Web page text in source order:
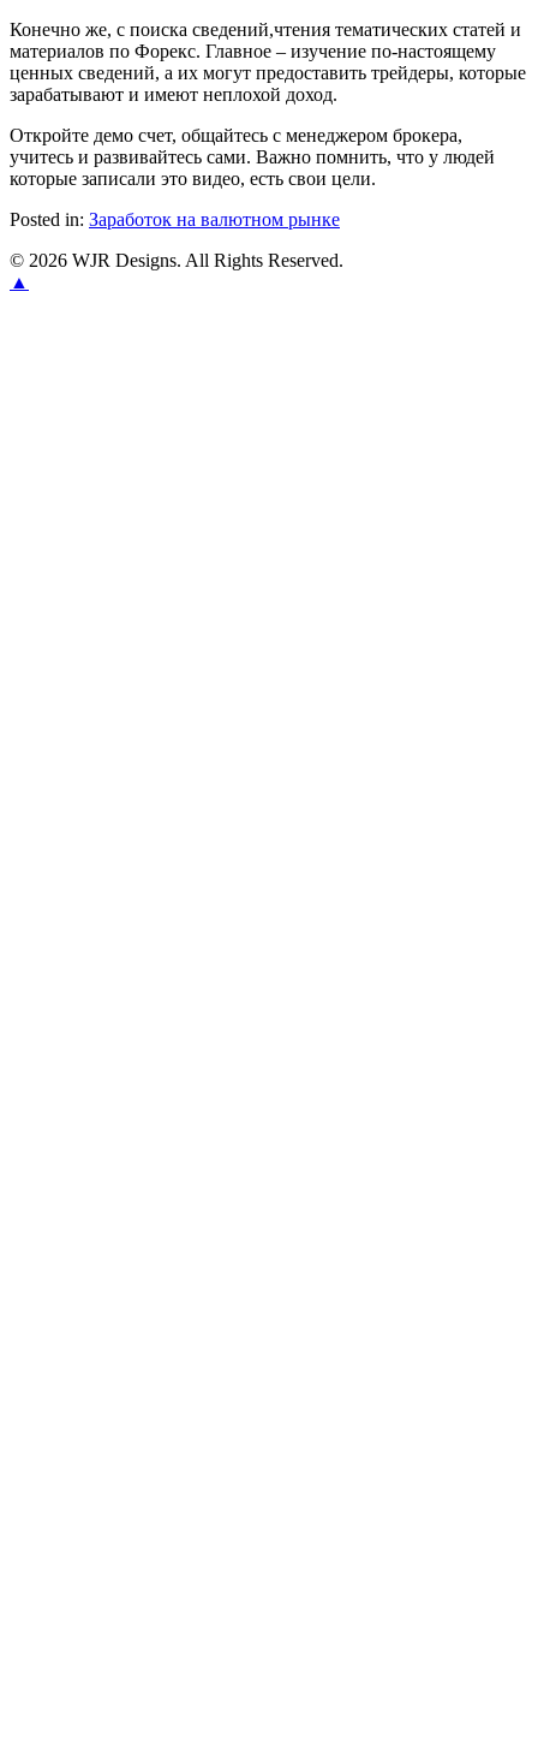
Конечно же, с поиска сведений,чтения тематических статей и
материалов по Форекс. Главное – изучение по-настоящему
ценных сведений, а их могут предоставить трейдеры, которые
зарабатывают и имеют неплохой доход.
Откройте демо счет, общайтесь с менеджером брокера,
учитесь и развивайтесь сами. Важно помнить, что у людей
которые записали это видео, есть свои цели.
Posted in: Заработок на валютном рынке
© 2026 WJR Designs. All Rights Reserved.
▲